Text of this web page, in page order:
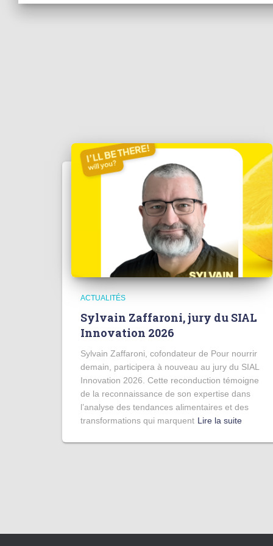
ACTUALITÉS
Sylvain Zaffaroni, jury du SIAL
Innovation 2026
Sylvain Zaffaroni, cofondateur de Pour nourrir
demain, participera à nouveau au jury du SIAL
Innovation 2026. Cette reconduction témoigne
de la reconnaissance de son expertise dans
l’analyse des tendances alimentaires et des
transformations qui marquent Lire la suite